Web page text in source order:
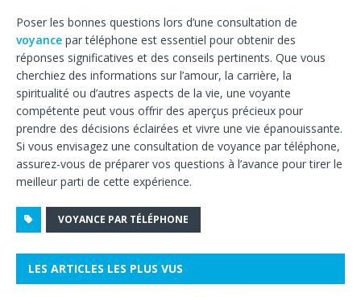
Poser les bonnes questions lors d’une consultation de
voyance par téléphone est essentiel pour obtenir des
réponses significatives et des conseils pertinents. Que vous
cherchiez des informations sur l’amour, la carrière, la
spiritualité ou d’autres aspects de la vie, une voyante
compétente peut vous offrir des aperçus précieux pour
prendre des décisions éclairées et vivre une vie épanouissante.
Si vous envisagez une consultation de voyance par téléphone,
assurez-vous de préparer vos questions à l’avance pour tirer le
meilleur parti de cette expérience.
VOYANCE PAR TÉLÉPHONE
LES ARTICLES LES PLUS VUS